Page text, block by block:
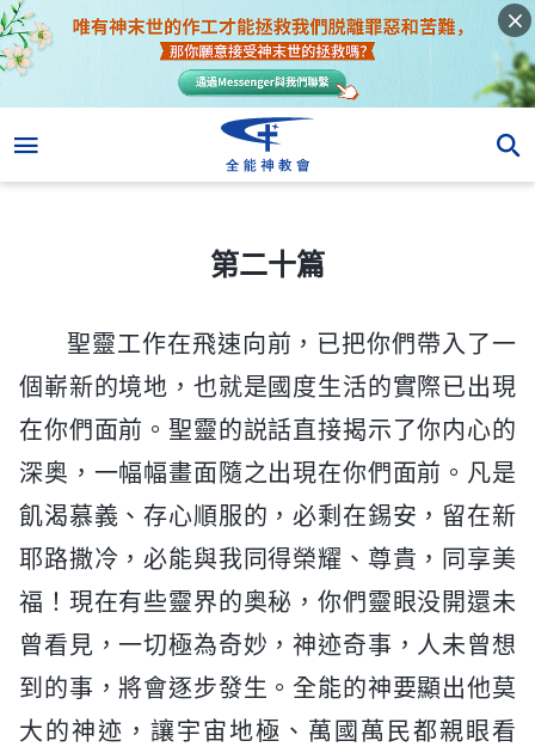
第二十篇
聖靈工作在飛速向前，已把你們帶入了一
個嶄新的境地，也就是國度生活的實際已出現
在你們面前。聖靈的説話直接揭示了你内心的
深奥，一幅幅畫面隨之出現在你們面前。凡是
飢渴慕義、存心順服的，必剩在錫安，留在新
耶路撒冷，必能與我同得榮耀、尊貴，同享美
福！現在有些靈界的奥秘，你們靈眼没開還未
曾看見，一切極為奇妙，神迹奇事，人未曾想
到的事，將會逐步發生。全能的神要顯出他莫
大的神迹，讓宇宙地極、萬國萬民都親眼看